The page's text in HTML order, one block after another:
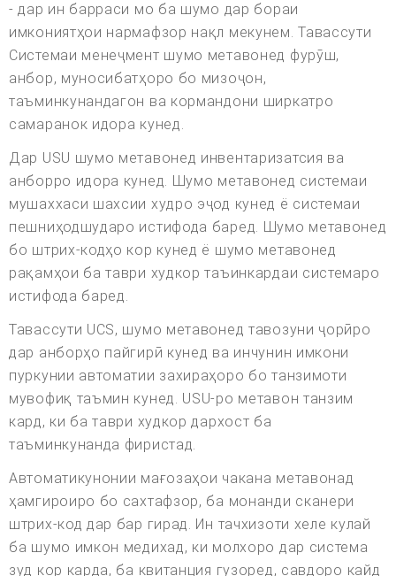
- дар ин барраси мо ба шумо дар бораи
имкониятҳои нармафзор нақл мекунем. Тавассути
Системаи менеҷмент шумо метавонед фурӯш,
анбор, муносибатҳоро бо мизоҷон,
таъминкунандагон ва кормандони ширкатро
самаранок идора кунед.
Дар USU шумо метавонед инвентаризатсия ва
анборро идора кунед. Шумо метавонед системаи
мушаххаси шахсии худро эҷод кунед ё системаи
пешниҳодшударо истифода баред. Шумо метавонед
бо штрих-кодҳо кор кунед ё шумо метавонед
рақамҳои ба таври худкор таъинкардаи системаро
истифода баред.
Тавассути UCS, шумо метавонед тавозуни ҷорӣро
дар анборҳо пайгирӣ кунед ва инчунин имкони
пуркунии автоматии захираҳоро бо танзимоти
мувофиқ таъмин кунед. USU-ро метавон танзим
кард, ки ба таври худкор дархост ба
таъминкунанда фиристад.
Автоматикунонии мағозаҳои чакана метавонад
ҳамгироиро бо сахтафзор, ба монанди сканери
штрих-код дар бар гирад. Ин тачхизоти хеле кулай
ба шумо имкон медихад, ки молхоро дар система
зуд кор карда, ба квитанция гузоред, савдоро кайд